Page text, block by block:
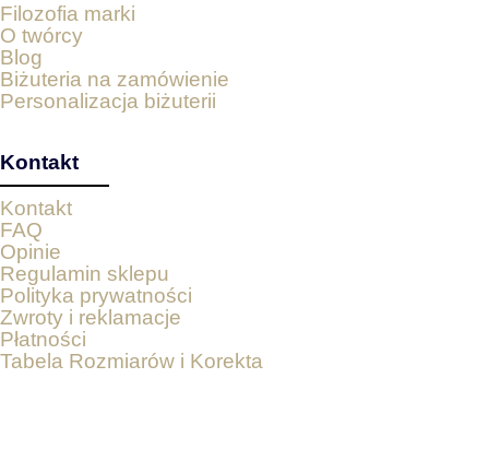
Filozofia marki
O twórcy
Blog
Biżuteria na zamówienie
Personalizacja biżuterii
Kontakt
Kontakt
FAQ
Opinie
Regulamin sklepu
Polityka prywatności
Zwroty i reklamacje
Płatności
Tabela Rozmiarów i Korekta